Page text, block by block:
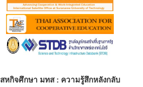
สหกิจศึกษา มทส : ความรู้สึกหลังกลับ